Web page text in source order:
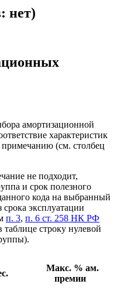
нет)
амортизационной
характеристик
примечанию (см. столбец
не подходит,
и срок полезного
кода на выбранный
срока эксплуатации
п. 3, п. 6 ст. 258 НК РФ
таблице строку нулевой
Макс. % ам.
премии